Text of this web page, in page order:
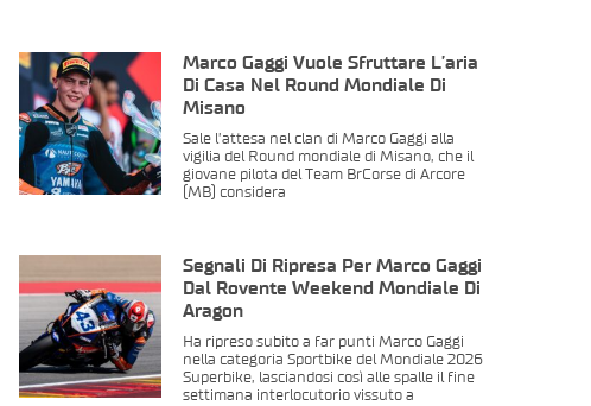
Marco Gaggi Vuole Sfruttare L’aria
Di Casa Nel Round Mondiale Di
Misano
Sale l’attesa nel clan di Marco Gaggi alla
vigilia del Round mondiale di Misano, che il
giovane pilota del Team BrCorse di Arcore
(MB) considera
Segnali Di Ripresa Per Marco Gaggi
Dal Rovente Weekend Mondiale Di
Aragon
Ha ripreso subito a far punti Marco Gaggi
nella categoria Sportbike del Mondiale 2026
Superbike, lasciandosi così alle spalle il fine
settimana interlocutorio vissuto a